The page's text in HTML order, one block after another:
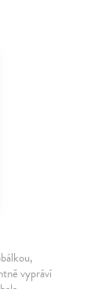
vypráví